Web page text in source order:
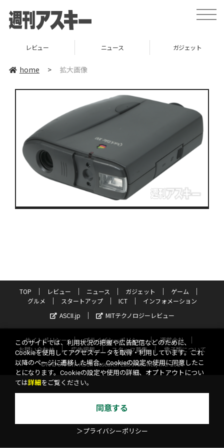
toggle
レビュー ニュース ガジェット
home > 拡大画像
TOP レビュー ニュース ガジェット
ゲーム
グルメ
スタートアップ ICT
インフォメーション
ASCII.jp
MITテクノロジーレビュー
サイトポリシー プライバシーポリシー
運営会社
お問い合わせ
広告掲載 スタッフ募集
電子版について
©KADOKAWA ASCII Research Laboratories, Inc. 2026
このサイトでは、利用状況の把握や広告配信などのために、
Cookieを使用してアクセスデータを取得・利用しています。これ
以降のページに遷移した場合、Cookieの設定や使用に同意したこ
とになります。Cookieの設定や使用の詳細、オプトアウトについ
ては詳細 をご覧ください。
同意する
＞プライバシーポリシー